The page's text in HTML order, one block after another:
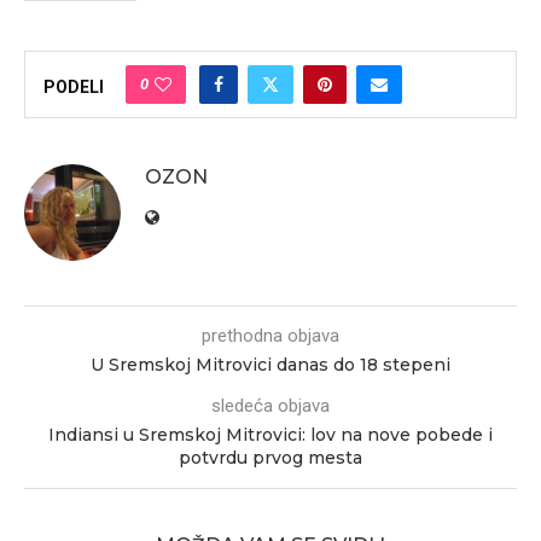
PODELI 0
OZON
prethodna objava
U Sremskoj Mitrovici danas do 18 stepeni
sledeća objava
Indiansi u Sremskoj Mitrovici: lov na nove pobede i
potvrdu prvog mesta